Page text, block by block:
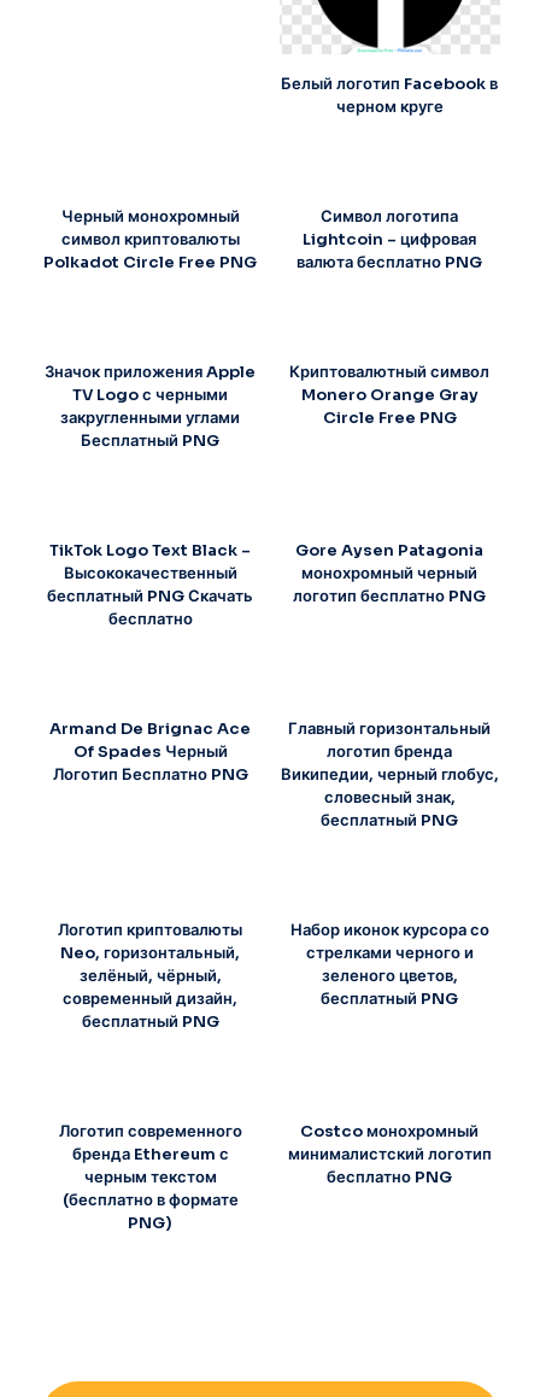
Белый логотип Facebook в
черном круге
Черный монохромный
символ криптовалюты
Polkadot Circle Free PNG
Символ логотипа
Lightcoin – цифровая
валюта бесплатно PNG
Значок приложения Apple
TV Logo с черными
закругленными углами
Бесплатный PNG
Криптовалютный символ
Monero Orange Gray
Circle Free PNG
TikTok Logo Text Black –
Высококачественный
бесплатный PNG Скачать
бесплатно
Gore Aysen Patagonia
монохромный черный
логотип бесплатно PNG
Armand De Brignac Ace
Of Spades Черный
Логотип Бесплатно PNG
Главный горизонтальный
логотип бренда
Википедии, черный глобус,
словесный знак,
бесплатный PNG
Логотип криптовалюты
Neo, горизонтальный,
зелёный, чёрный,
современный дизайн,
бесплатный PNG
Набор иконок курсора со
стрелками черного и
зеленого цветов,
бесплатный PNG
Логотип современного
бренда Ethereum с
черным текстом
(бесплатно в формате
PNG)
Costco монохромный
минималистский логотип
бесплатно PNG